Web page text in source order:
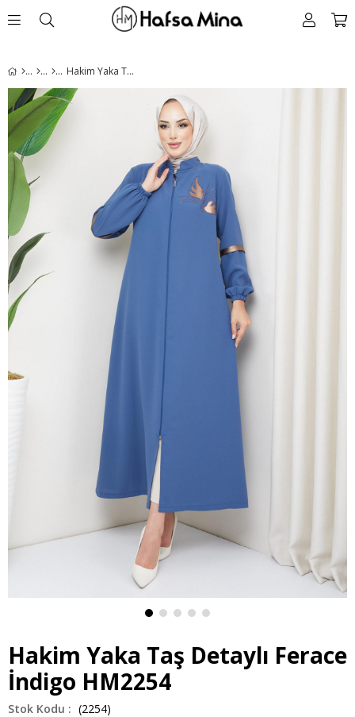
Hakim Yaka Taş Detaylı Ferace İndigo HM2254
Hakim Yaka Taş Detaylı Ferace
İndigo HM2254
(2254)